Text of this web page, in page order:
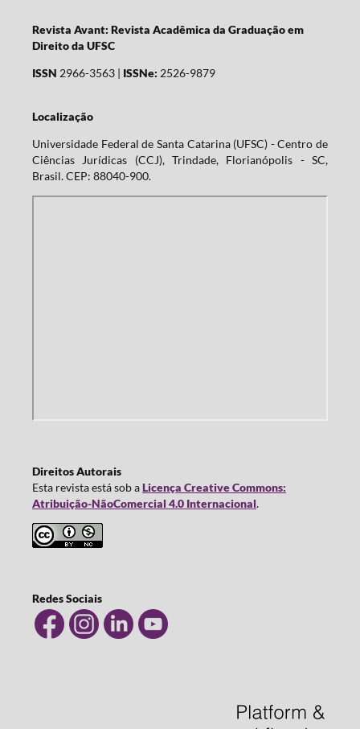
Revista Avant: Revista Acadêmica da Graduação em
Direito da UFSC
ISSN 2966-3563 | ISSNe: 2526-9879
Localização
Universidade Federal de Santa Catarina (UFSC) - Centro de
Ciências Jurídicas (CCJ), Trindade, Florianópolis - SC,
Brasil. CEP: 88040-900.
Direitos Autorais
Esta revista está sob aLicença Creative Commons:
Atribuição-NãoComercial 4.0 Internacional.
Redes Sociais